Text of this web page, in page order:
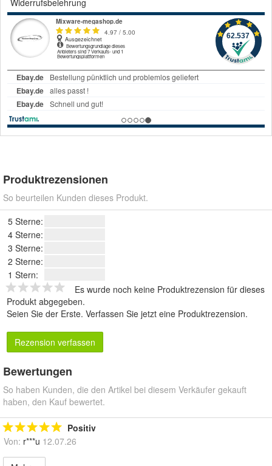
Produktrezensionen
So beurteilen Kunden dieses Produkt.
5 Sterne:
4 Sterne:
3 Sterne:
2 Sterne:
1 Stern:
Es wurde noch keine Produktrezension für dieses
Produkt abgegeben.
Seien Sie der Erste. Verfassen Sie jetzt eine Produktrezension.
Rezension verfassen
Bewertungen
So haben Kunden, die den Artikel bei diesem Verkäufer gekauft
haben, den Kauf bewertet.
Positiv
Von: r***u 12.07.26